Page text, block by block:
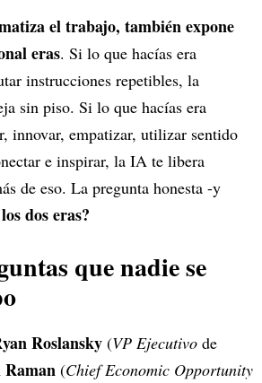
el trabajo, también expone
eras. Si lo que hacías era
instrucciones repetibles, la
sin piso. Si lo que hacías era
innovar, empatizar, utilizar sentido
e inspirar, la IA te libera
de eso. La pregunta honesta -y
dos eras?
que nadie se
Roslansky (VP Ejecutivo de
Raman (Chief Economic Opportunity